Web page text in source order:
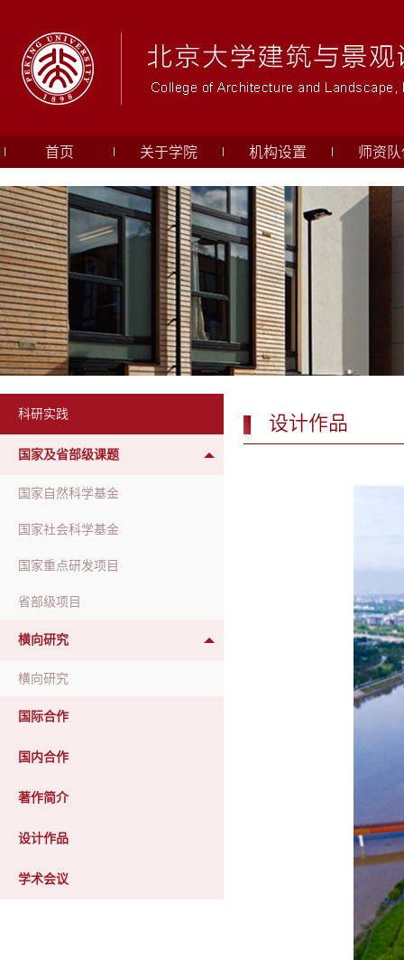
首页 关于学院 机构设置 师资队
科研实践
国家及省部级课题
国家自然科学基金
国家社会科学基金
国家重点研发项目
省部级项目
横向研究
横向研究
国际合作
国内合作
著作简介
设计作品
学术会议
设计作品